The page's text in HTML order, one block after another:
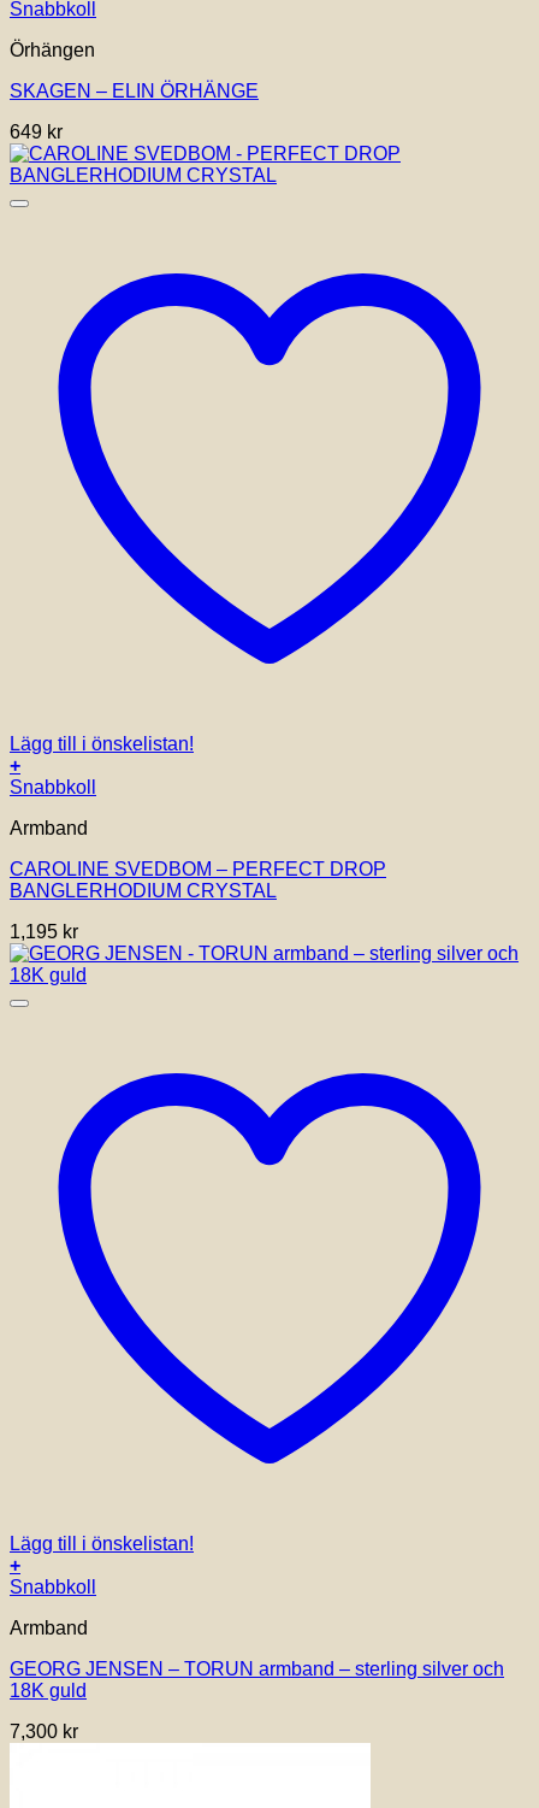
Snabbkoll
Örhängen
SKAGEN – ELIN ÖRHÄNGE
649 kr
Lägg till i önskelistan!
+
Snabbkoll
Armband
CAROLINE SVEDBOM – PERFECT DROP
BANGLERHODIUM CRYSTAL
1,195 kr
Lägg till i önskelistan!
+
Den
produkten
flera
varianter.
olika
Snabbkoll
Armband
GEORG JENSEN – TORUN armband – sterling silver och
18K guld
7,300 kr